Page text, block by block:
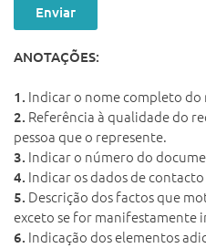
Enviar
ANOTAÇÕES:
1. Indicar o nome completo do
2. Referência à qualidade do
pessoa que o represente.
3. Indicar o número do
4. Indicar os dados de
5. Descrição dos factos que
exceto se for manifestamente
6. Indicação dos elementos